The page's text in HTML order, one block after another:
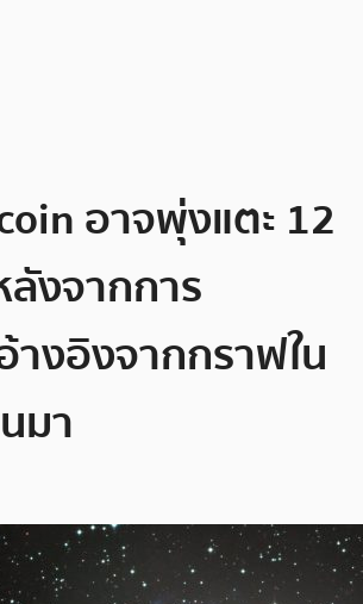
อาจพุ่งแตะ 12
งจากการ
างอิงจากกราฟใน
มา